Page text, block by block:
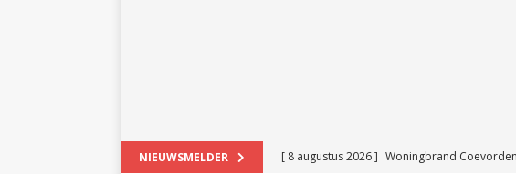
NIEUWSMELDER [ 8 augustus 2026 ] Woningbrand